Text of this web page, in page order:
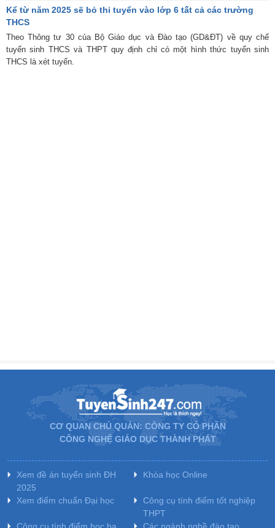
Kể từ năm 2025 sẽ bỏ thi tuyển vào lớp 6 tất cả các trường
THCS
Theo Thông tư 30 của Bộ Giáo dục và Đào tạo (GD&ĐT) về quy chế
tuyển sinh THCS và THPT quy định chỉ có một hình thức tuyển sinh
THCS là xét tuyển.
CƠ QUAN CHỦ QUẢN: CÔNG TY CỔ PHẦN
CÔNG NGHỆ GIÁO DỤC THÀNH PHÁT
Xem đề án tuyển sinh ĐH
2025
Khóa học Online
Xem điểm chuẩn Đại học
Công cụ tính điểm tốt nghiệp
THPT
Công cụ tính điểm học bạ
Các ngành nghề đào tạo